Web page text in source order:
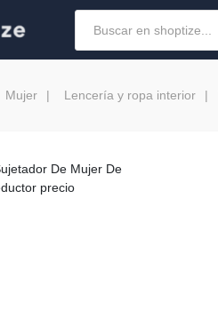
Mujer Lencería y ropa interior